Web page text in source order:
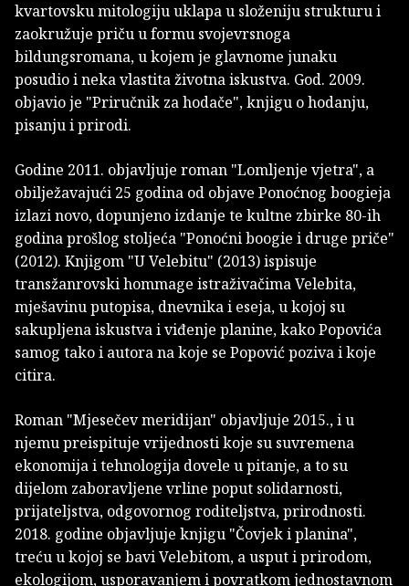
kvartovsku mitologiju uklapa u složeniju strukturu i
zaokružuje priču u formu svojevrsnoga
bildungsromana, u kojem je glavnome junaku
posudio i neka vlastita životna iskustva. God. 2009.
objavio je "Priručnik za hodače", knjigu o hodanju,
pisanju i prirodi.
Godine 2011. objavljuje roman "Lomljenje vjetra", a
obilježavajući 25 godina od objave Ponoćnog boogieja
izlazi novo, dopunjeno izdanje te kultne zbirke 80-ih
godina prošlog stoljeća "Ponoćni boogie i druge priče"
(2012). Knjigom "U Velebitu" (2013) ispisuje
transžanrovski hommage istraživačima Velebita,
mješavinu putopisa, dnevnika i eseja, u kojoj su
sakupljena iskustva i viđenje planine, kako Popovića
samog tako i autora na koje se Popović poziva i koje
citira.
Roman "Mjesečev meridijan" objavljuje 2015., i u
njemu preispituje vrijednosti koje su suvremena
ekonomija i tehnologija dovele u pitanje, a to su
dijelom zaboravljene vrline poput solidarnosti,
prijateljstva, odgovornog roditeljstva, prirodnosti.
2018. godine objavljuje knjigu "Čovjek i planina",
treću u kojoj se bavi Velebitom, a usput i prirodom,
ekologijom, usporavanjem i povratkom jednostavnom